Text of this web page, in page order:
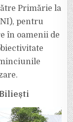
Primărie la
pentru
în oamenii de